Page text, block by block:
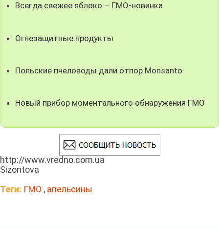
Всегда свежее яблоко – ГМО-новинка
Огнезащитные продукты
Польские пчеловоды дали отпор Monsanto
Новый прибор моментального обнаружения ГМО
http://www.vredno.com.ua
Sizontova
Теги: ГМО , апельсины